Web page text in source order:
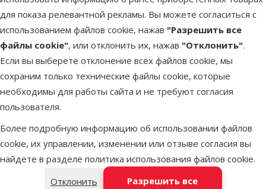
для показа релевантной рекламы. Вы можете согласиться с
использованием файлов cookie, нажав "Разрешить все
файлы cookie", или отклонить их, нажав "Отклонить".
Если вы выберете отклонение всех файлов cookie, мы
сохраним только технические файлы cookie, которые
необходимы для работы сайта и не требуют согласия
пользователя.
Более подробную информацию об использовании файлов
cookie, их управлении, изменении или отзыве согласия вы
найдете в разделе политика использования файлов cookie.
Отклонить
Разрешить все
Tape S 5 м,
Blue
Цена
20,99 €
В наличии
доставка
В корзину
Поводок-
рулетка для
собак – Flexi
Оценка 0%